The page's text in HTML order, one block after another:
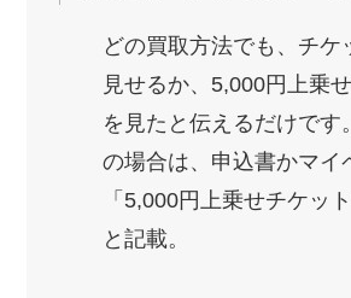
どの買取方法でも、チケ
見せるか、5,000円上乗
を見たと伝えるだけです
の場合は、申込書かマイ
「5,000円上乗せチケッ
と記載。